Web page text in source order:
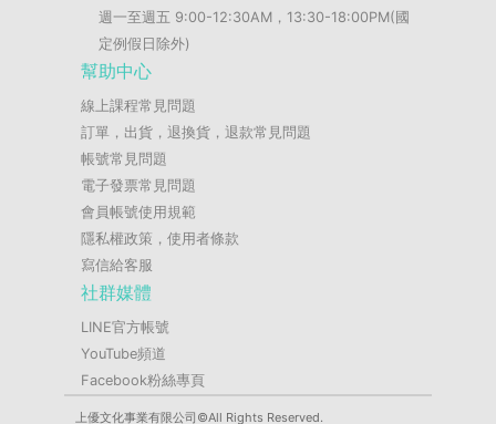
週一至週五 9:00-12:30AM，13:30-18:00PM(國
定例假日除外)
幫助中心
線上課程常見問題
訂單，出貨，退換貨，退款常見問題
帳號常見問題
電子發票常見問題
會員帳號使用規範
隱私權政策，使用者條款
寫信給客服
社群媒體
LINE官方帳號
YouTube頻道
Facebook粉絲專頁
上優文化事業有限公司©All Rights Reserved.